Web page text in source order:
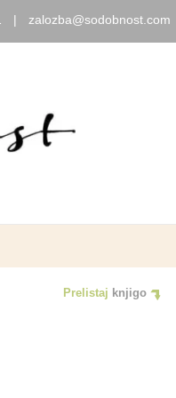
| zalozba@sodobnost.com
Prelistaj knjigo